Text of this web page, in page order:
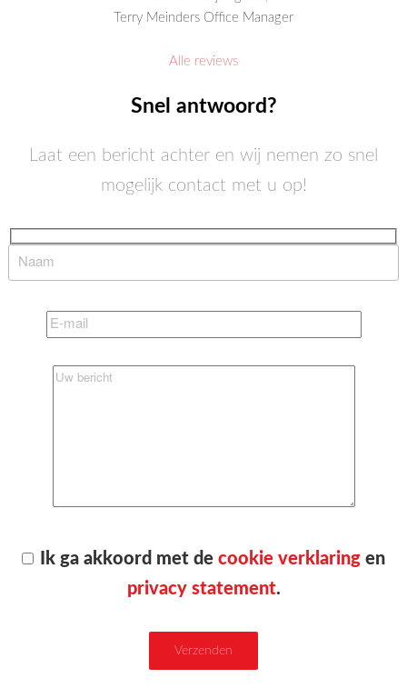
Terry Meinders Office Manager
Alle reviews
Snel antwoord?
Laat een bericht achter en wij nemen zo snel
mogelijk contact met u op!
Ik ga akkoord met decookie verklaring en
privacy statement.